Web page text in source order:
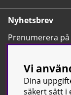
Nyhetsbrev
Prenumerera
tips, nyheter
Vi
Dina
säkert sätt i